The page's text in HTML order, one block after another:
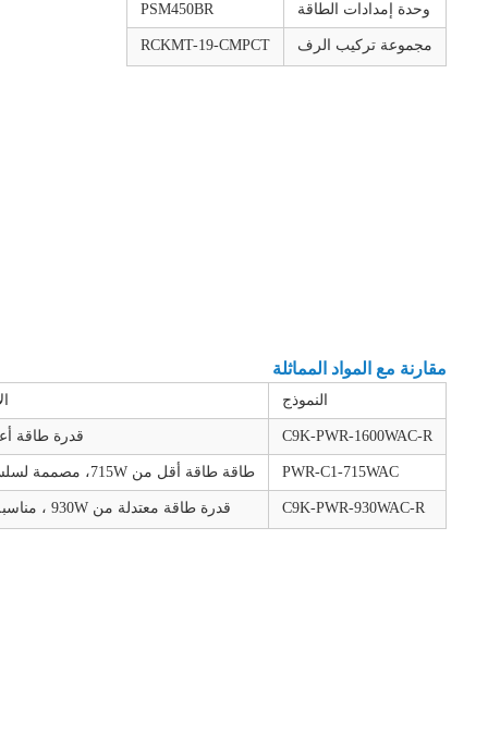
وحدة إمدادات الطاقة PSM450BR
مجموعة تركيب الرف RCKMT-19-CMPCT
مقارنة مع المواد المماثلة
النموذج
C9K-PWR-1600WAC-R قدرة طاقة أعلى
PWR-C1-715WAC طاقة طاقة أقل من 715W، مصممة لسلسلة Catalyst 3850
C9K-PWR-930WAC-R قدرة طاقة معتدلة من 930W ، مناسبة لسلسلة مختلفة